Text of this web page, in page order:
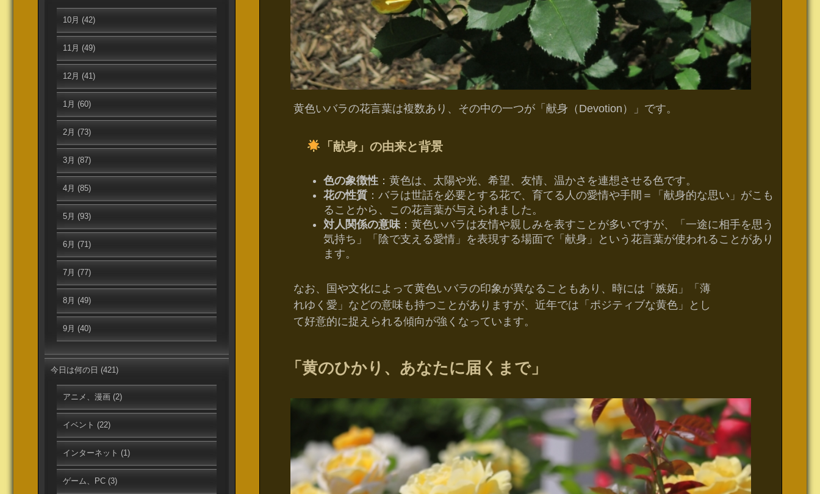
黄色いバラの花言葉は複数あり、その中の一つが「献身（Devotion）」です。
「献身」の由来と背景
色の象徴性 ：黄色は、太陽や光、希望、友情、温かさを連想させる色です。
花の性質 ：バラは世話を必要とする花で、育てる人の愛情や手間＝「献身的な思い」がこも
ることから、この花言葉が与えられました。
対人関係の意味：黄色いバラは友情や親しみを表すことが多いですが、「一途に相手を思う
気持ち」「陰で支える愛情」を表現する場面で「献身」という花言葉が使われることがあり
ます。
なお、国や文化によって黄色いバラの印象が異なることもあり、時には「嫉妬」「薄
れゆく愛」などの意味も持つことがありますが、近年では「ポジティブな黄色」とし
て好意的に捉えられる傾向が強くなっています。
「黄のひかり、あなたに届くまで」
10月 (42)
11月 (49)
12月 (41)
1月 (60)
2月 (73)
3月 (87)
4月 (85)
5月 (93)
6月 (71)
7月 (77)
8月 (49)
9月 (40)
今日は何の日 (421)
アニメ、漫画 (2)
イベント (22)
インターネット (1)
ゲーム、PC (3)